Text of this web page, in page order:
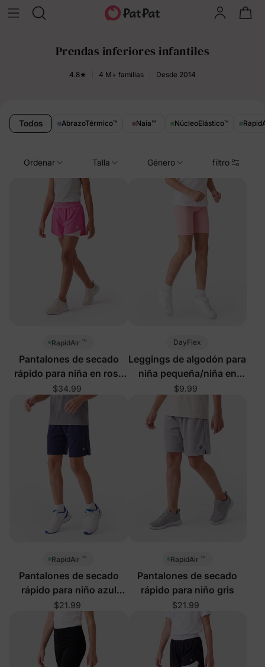
Prendas inferiores infantiles
4.8★ 4 M+ familias Desde 2014
Todos AbrazoTérmico™ Naia™ NúcleoElástico™
Ordenar Talla Género filtro
RapidAir ™
Pantalones de secado
rápido para niña en rosa
fuerte
$34.99
DayFlex
Leggings de algodón para
niña pequeña/niña en
rosa
$9.99
RapidAir ™
Pantalones de secado
rápido para niño azul
profundo
$21.99
RapidAir ™
Pantalones de secado
rápido para niño gris
$21.99